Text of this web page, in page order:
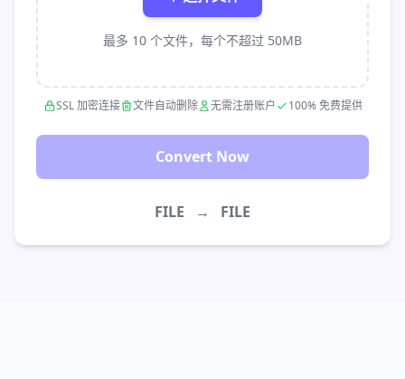
最多 10 个文件，每个不超过 50MB
SSL 加密连接 文件自动删除 无需注册账户 100% 免费提供
Convert Now
FILE → FILE